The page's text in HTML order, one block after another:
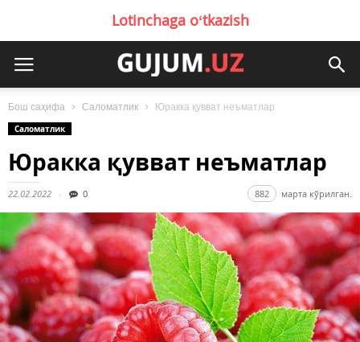
Lotinchaga oʻtkazish
Бош саҳифа Саломатлик
Юракка қувват неъматлар
Саломатлик
Юракка қувват неъматлар
22.02.2022 0 882 марта кўрилган.